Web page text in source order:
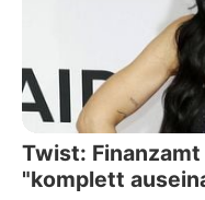
Twist:
"komplett